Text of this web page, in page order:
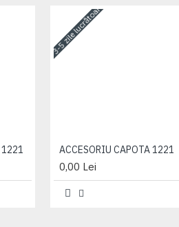
1221
3-5 zile lucrătoare
ACCESORIU CAPOTA 1221
0,00 Lei